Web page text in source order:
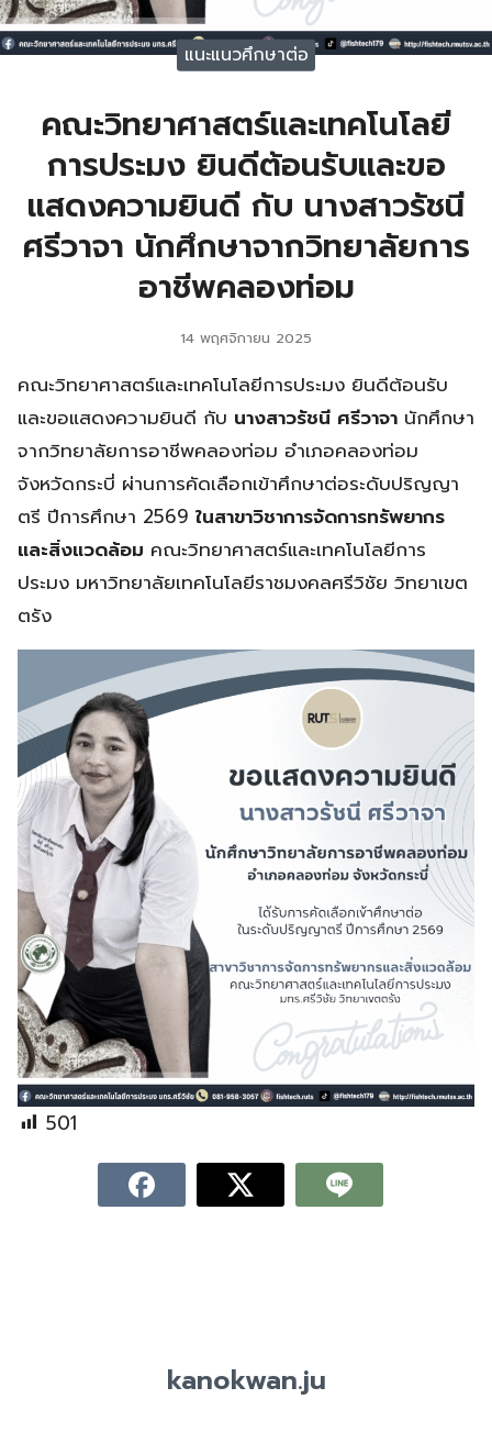
แนะแนวศึกษาต่อ
คณะวิทยาศาสตร์และเทคโนโลยี
การประมง ยินดีต้อนรับและขอ
แสดงความยินดี กับ นางสาวรัชนี
ศรีวาจา นักศึกษาจากวิทยาลัยการ
อาชีพคลองท่อม
14 พฤศจิกายน 2025
คณะวิทยาศาสตร์และเทคโนโลยีการประมง ยินดีต้อนรับ
และขอแสดงความยินดี กับ นางสาวรัชนี ศรีวาจา นักศึกษา
จากวิทยาลัยการอาชีพคลองท่อม อำเภอคลองท่อม
จังหวัดกระบี่ ผ่านการคัดเลือกเข้าศึกษาต่อระดับปริญญา
ตรี ปีการศึกษา 2569 ในสาขาวิชาการจัดการทรัพยากร
และสิ่งแวดล้อม คณะวิทยาศาสตร์และเทคโนโลยีการ
ประมง มหาวิทยาลัยเทคโนโลยีราชมงคลศรีวิชัย วิทยาเขต
ตรัง
501
kanokwan.ju